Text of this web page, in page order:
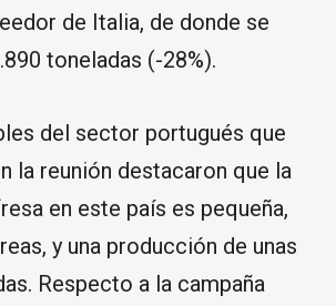
de Italia, de donde se
toneladas (-28%).
del sector portugués que
la reunión destacaron que la
en este país es pequeña,
y una producción de unas
Respecto a la campaña